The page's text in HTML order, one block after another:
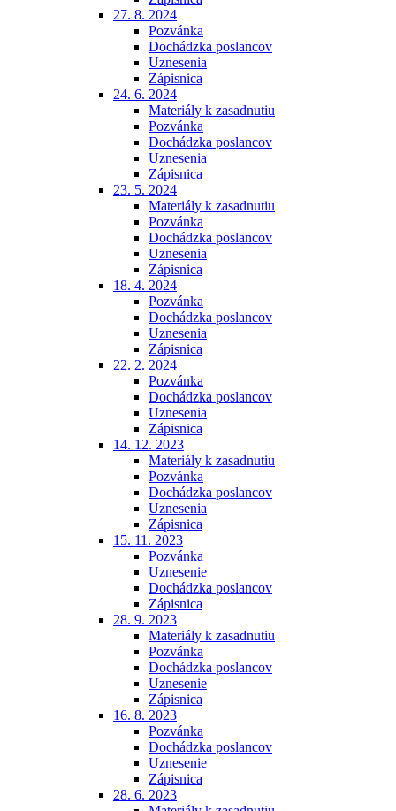
27. 8. 2024
Pozvánka
Dochádzka poslancov
Uznesenia
Zápisnica
24. 6. 2024
Materiály k zasadnutiu
Pozvánka
Dochádzka poslancov
Uznesenia
Zápisnica
23. 5. 2024
Materiály k zasadnutiu
Pozvánka
Dochádzka poslancov
Uznesenia
Zápisnica
18. 4. 2024
Pozvánka
Dochádzka poslancov
Uznesenia
Zápisnica
22. 2. 2024
Pozvánka
Dochádzka poslancov
Uznesenia
Zápisnica
14. 12. 2023
Materiály k zasadnutiu
Pozvánka
Dochádzka poslancov
Uznesenia
Zápisnica
15. 11. 2023
Pozvánka
Uznesenie
Dochádzka poslancov
Zápisnica
28. 9. 2023
Materiály k zasadnutiu
Pozvánka
Dochádzka poslancov
Uznesenie
Zápisnica
16. 8. 2023
Pozvánka
Dochádzka poslancov
Uznesenie
Zápisnica
28. 6. 2023